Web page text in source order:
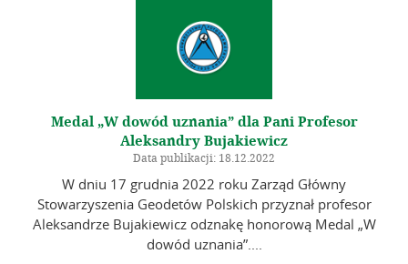
Medal „W dowód uznania” dla Pani Profesor
Aleksandry Bujakiewicz
Data publikacji: 18.12.2022
W dniu 17 grudnia 2022 roku Zarząd Główny
Stowarzyszenia Geodetów Polskich przyznał profesor
Aleksandrze Bujakiewicz odznakę honorową Medal „W
dowód uznania”....